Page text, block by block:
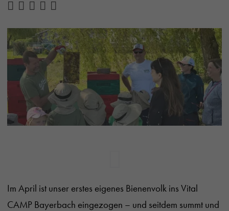
Im April ist unser erstes eigenes Bienenvolk ins Vital
CAMP Bayerbach eingezogen – und seitdem summt und